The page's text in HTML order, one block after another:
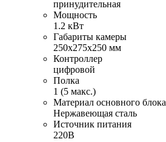
принудительная
Мощность
1.2 кВт
Габариты камеры
250х275х250 мм
Контроллер
цифровой
Полка
1 (5 макс.)
Материал основного блока
Нержавеющая сталь
Источник питания
220В